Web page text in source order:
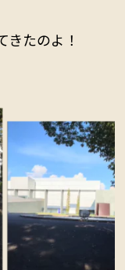
たのよ！